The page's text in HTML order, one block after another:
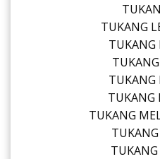
TUKANG
TUKANG
TUKANG
TUKANG
TUKANG